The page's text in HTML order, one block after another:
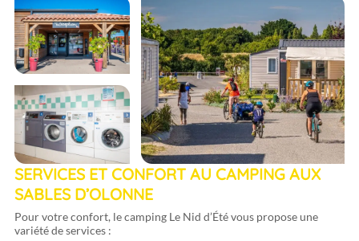
SERVICES ET CONFORT AU CAMPING AUX
SABLES D’OLONNE
Pour votre confort, le camping Le Nid d’Été vous propose une
variété de services :